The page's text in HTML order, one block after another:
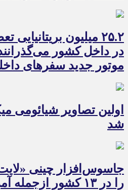
۲۵.۲ میلیون بریتانیایی
در داخل کشور
موتور جدید سفرهای
شد
جاسوس‌افزار چینی
را در ۱۳ کشور ازجمله آمریکا هدف گرفت